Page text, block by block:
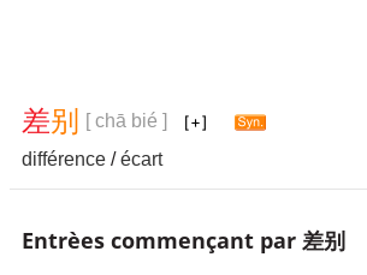
差别
[ chā bié ]
différence /écart
Entrèes commençant par 差别